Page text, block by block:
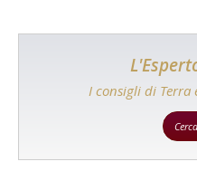
I consigli di